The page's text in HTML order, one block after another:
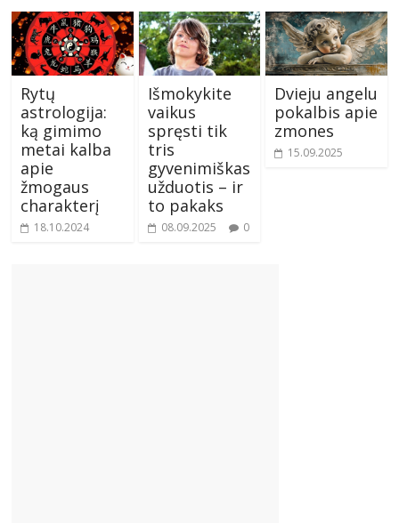
Rytų
astrologija:
ką gimimo
metai kalba
apie
žmogaus
charakterį
18.10.2024
Išmokykite
vaikus
spręsti tik
tris
gyvenimiškas
užduotis – ir
to pakaks
08.09.2025 0
Dvieju angelu
pokalbis apie
zmones
15.09.2025